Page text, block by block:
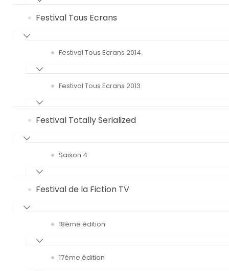
Festival Tous Ecrans
Festival Tous Ecrans 2014
Festival Tous Ecrans 2013
Festival Totally Serialized
Saison 4
Festival de la Fiction TV
18ème édition
17ème édition